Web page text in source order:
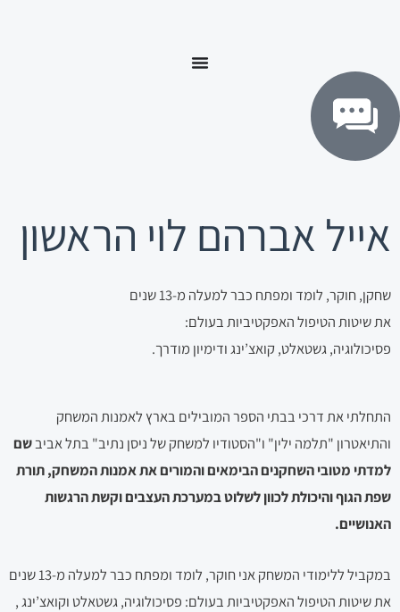
אייל אברהם לוי הראשון
שחקן, חוקר, לומד ומפתח כבר למעלה מ-13 שנים
את שיטות הטיפול האפקטיביות בעולם:
פסיכולוגיה, גשטאלט, קואצ’ינג ודימיון מודרך.
התחלתי את דרכי בבתי הספר המובילים בארץ לאמנות המשחק
והתיאטרון "תלמה ילין" ו"הסטודיו למשחק של ניסן נתיב" בתל אביבשם
למדתי מטובי השחקנים הבימאים והמורים את אמנות המשחק, תורת
שפת הגוף והיכולת לכוון לשלוט במערכת העצבים וקשת הרגשות
האנושיים.
במקביל ללימודי המשחק אני חוקר, לומד ומפתח כבר למעלה מ-13 שנים
את שיטות הטיפול האפקטיביות בעולם: פסיכולוגיה, גשטאלט וקואצ’ינג ,